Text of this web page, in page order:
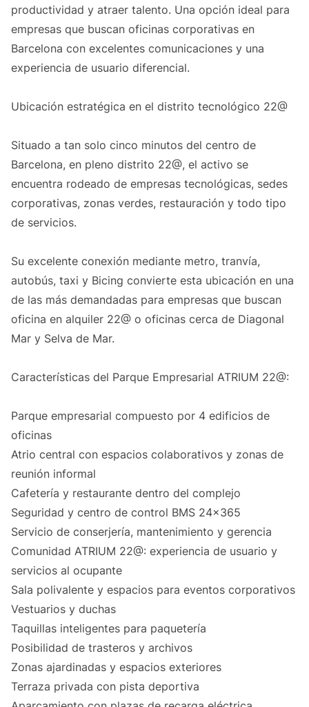
productividad y atraer talento. Una opción ideal para
empresas que buscan oficinas corporativas en
Barcelona con excelentes comunicaciones y una
experiencia de usuario diferencial.
Ubicación estratégica en el distrito tecnológico 22@
Situado a tan solo cinco minutos del centro de
Barcelona, en pleno distrito 22@, el activo se
encuentra rodeado de empresas tecnológicas, sedes
corporativas, zonas verdes, restauración y todo tipo
de servicios.
Su excelente conexión mediante metro, tranvía,
autobús, taxi y Bicing convierte esta ubicación en una
de las más demandadas para empresas que buscan
oficina en alquiler 22@ o oficinas cerca de Diagonal
Mar y Selva de Mar.
Características del Parque Empresarial ATRIUM 22@:
Parque empresarial compuesto por 4 edificios de
oficinas
Atrio central con espacios colaborativos y zonas de
reunión informal
Cafetería y restaurante dentro del complejo
Seguridad y centro de control BMS 24x365
Servicio de conserjería, mantenimiento y gerencia
Comunidad ATRIUM 22@: experiencia de usuario y
servicios al ocupante
Sala polivalente y espacios para eventos corporativos
Vestuarios y duchas
Taquillas inteligentes para paquetería
Posibilidad de trasteros y archivos
Zonas ajardinadas y espacios exteriores
Terraza privada con pista deportiva